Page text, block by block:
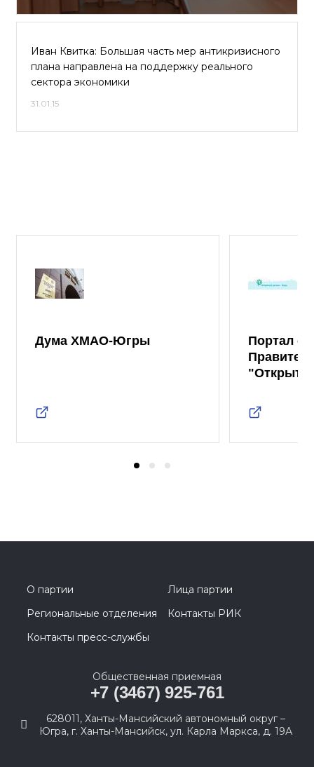
Иван Квитка: Большая часть мер антикризисного
плана направлена на поддержку реального
сектора экономики
31.01.15
Дума ХМАО-Югры
Портал
О партии
Лица партии
Региональные отделения
Контакты РИК
Контакты пресс-службы
Общественная приемная
+7 (3467) 925-761
628011, Ханты-Мансийский автономный округ –
Югра, г. Ханты-Мансийск, ул. Карла Маркса, д. 19А